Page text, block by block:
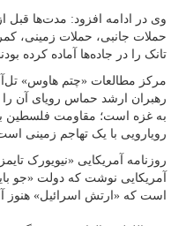
وی در ادامه افزود: مدت‌ها قبل
حملات جانبی، حملات زمینی،
تانک را در جاده‌ها آماده کرده
مرکز مطالعات «چتم هاوس»
رهبران ارشد حماس رویای آن را
به غزه است؛ مقاومت فلسطین
رویارویی با یک تهاجم زمینی
روزنامه آمریکایی «نیویورک
آمریکایی نوشت که دولت «جو
است که «ارتش اسرائیل» هنوز